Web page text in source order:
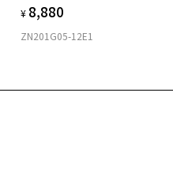
¥ 8,880
ZN201G05-12E1